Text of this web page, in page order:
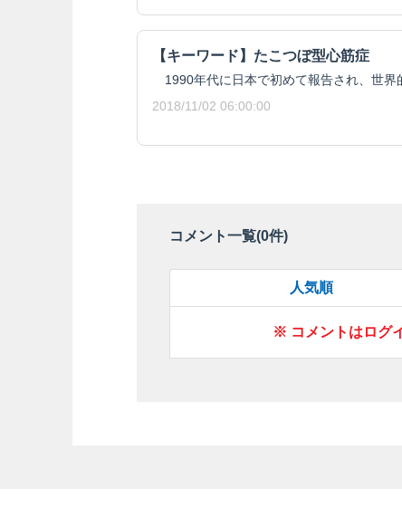
【キーワード】たこつぼ型心筋症
1990年代に日本で初めて報告され、世界
2018/11/02 06:00:00
コメント一覧(0件)
人気順
※ コメントはログ